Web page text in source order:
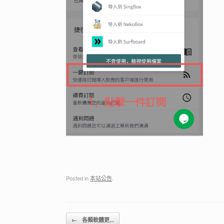
Posted in本站公告.
Post navigation
← 各類軟體更...